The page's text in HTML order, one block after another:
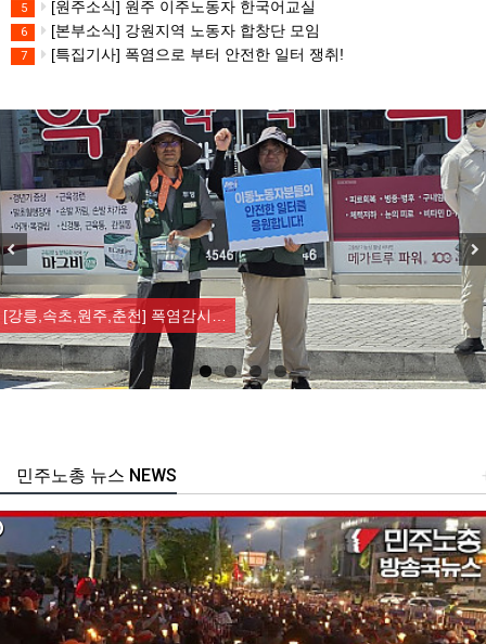
5 [원주소식] 원주 이주노동자 한국어교실
6 [본부소식] 강원지역 노동자 합창단 모임
7 [특집기사] 폭염으로 부터 안전한 일터 쟁취!
[조합원☆인터뷰] 서비스연맹 전국…
주노총 뉴스 NEWS